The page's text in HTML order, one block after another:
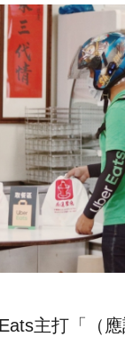
主打「（